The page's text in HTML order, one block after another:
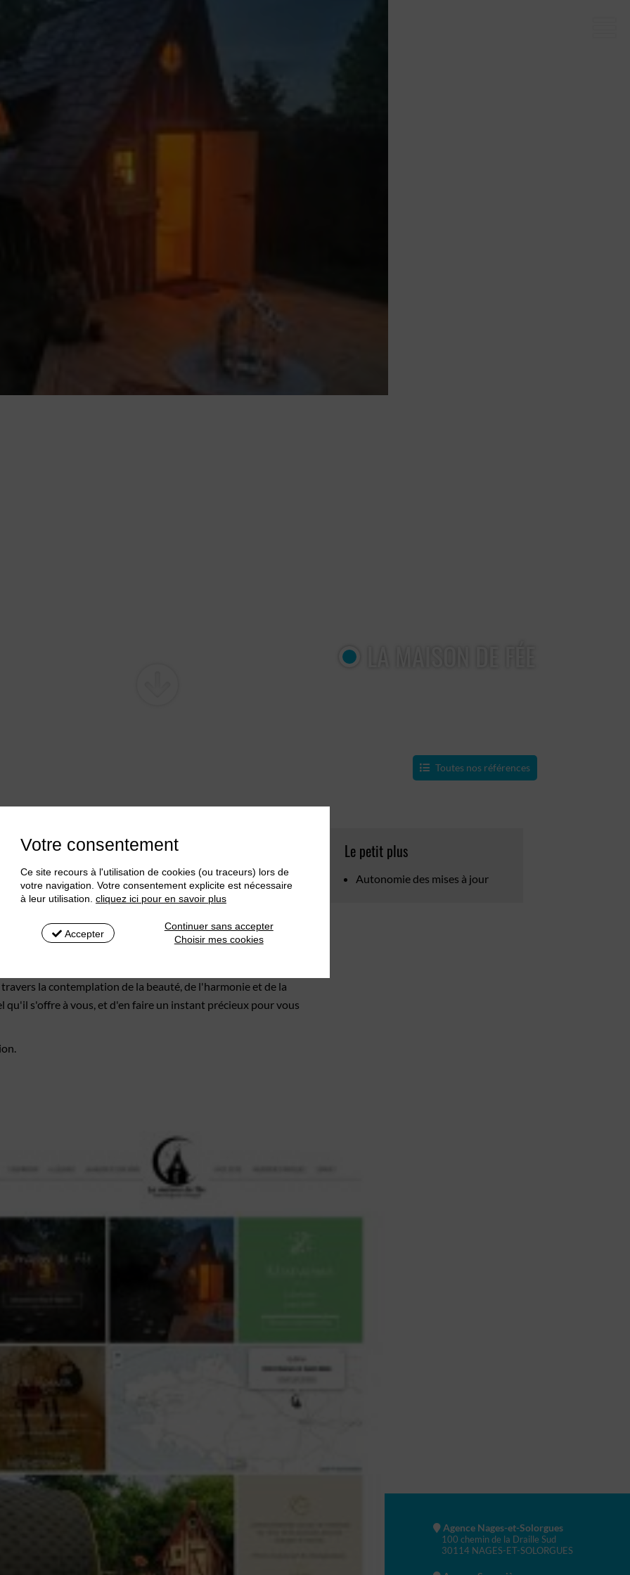
Toutes nos références
encore davantage le charme et la douceur lumineuse et
le secret de sa légende et les raisons de son départ
entièrement ce lieu.
ce dernier ayant choisi d'y séjourner pour ne plus
entretenir ce qui lui semble essentiel, l'amour,
la contemplation de la beauté, de l'harmonie et de la
qu'il s'offre à vous, et d'en faire un instant précieux pour vous
Le petit plus
Autonomie des mises à jour
RÉFÉRENCES
CONTACT
Agence Nages-et-Solorgues
100 chemin de la Draille Sud
30114 NAGES-ET-SOLORGUES
Votre consentement
Ce site recours à l'utilisation de cookies (ou traceurs) lors de
votre navigation. Votre consentement explicite est nécessaire
à leur utilisation. cliquez ici pour en savoir plus
Accepter Choisir mes cookies
Continuer sans accepter